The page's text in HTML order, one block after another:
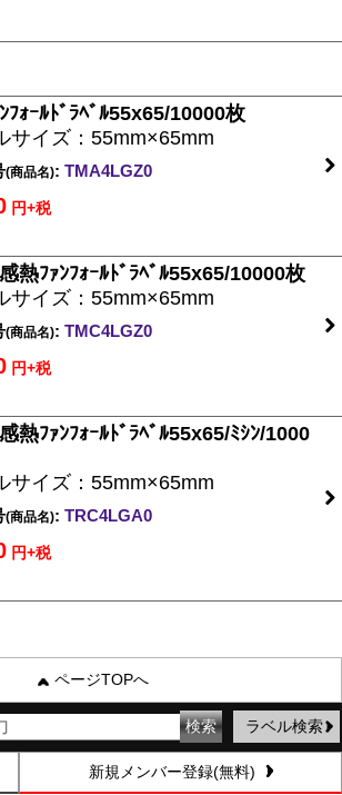
ﾌｫｰﾙﾄﾞﾗﾍﾞﾙ55x65/10000枚
サイズ：55mm×65mm
(商品名): TMA4LGZ0
円+税
熱ﾌｧﾝﾌｫｰﾙﾄﾞﾗﾍﾞﾙ55x65/10000枚
サイズ：55mm×65mm
(商品名): TMC4LGZ0
円+税
熱ﾌｧﾝﾌｫｰﾙﾄﾞﾗﾍﾞﾙ55x65/ﾐｼﾝ/1000
サイズ：55mm×65mm
(商品名): TRC4LGA0
円+税
ページTOPへ
ラベル検索
新規メンバー登録(無料)